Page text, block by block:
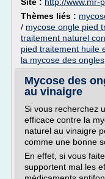
Thèmes liés :
/ mycose ongle pied
traitement naturel
pied traitement huile
la mycose des ongles
Mycose des
au vinaigre
Si vous recherchez
efficace contre la
naturel au vinaigre
comme une bonne
En effet, si vous
supportent mal les